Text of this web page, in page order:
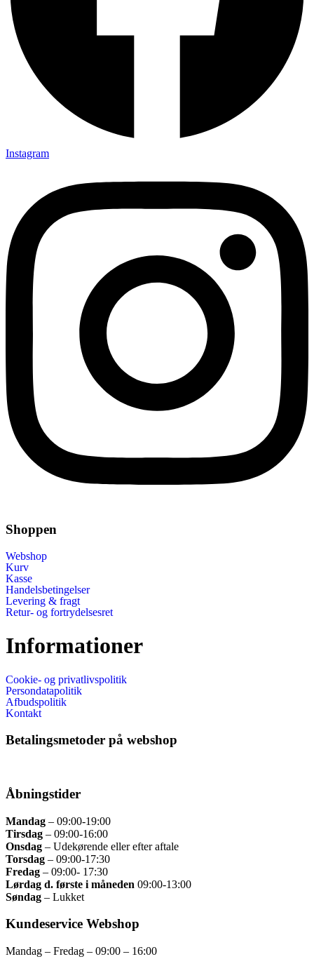
Instagram
Shoppen
Webshop
Kurv
Kasse
Handelsbetingelser
Levering & fragt
Retur- og fortrydelsesret
Informationer
Cookie- og privatlivspolitik
Persondatapolitik
Afbudspolitik
Kontakt
Betalingsmetoder på webshop
Åbningstider
Mandag – 09:00-19:00
Tirsdag – 09:00-16:00
Onsdag – Udekørende eller efter aftale
Torsdag – 09:00-17:30
Fredag – 09:00- 17:30
Lørdag d. første i måneden 09:00-13:00
Søndag – Lukket
Kundeservice Webshop
Mandag – Fredag – 09:00 – 16:00